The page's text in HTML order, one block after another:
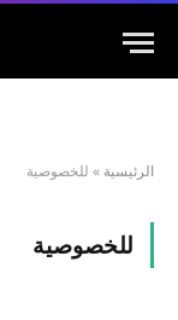
الرئيسية » للخصوصية
للخصوصية